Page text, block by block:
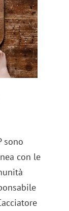
sono
con le